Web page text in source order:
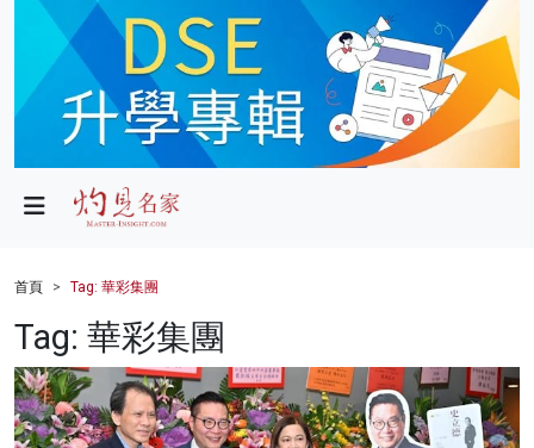
政局
財經
健康
商業
首頁 Tag: 華彩集團
Tag: 華彩集團